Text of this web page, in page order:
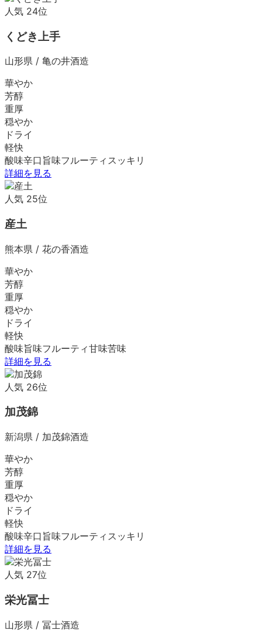
人気 24位
くどき上手
山形県 / 亀の井酒造
華やか
芳醇
重厚
穏やか
ドライ
軽快
酸味辛口 旨味フルーティ スッキリ
詳細を見る
人気 25位
産土
熊本県 / 花の香酒造
華やか
芳醇
重厚
穏やか
ドライ
軽快
酸味旨味フルーティ甘味苦味
詳細を見る
人気 26位
加茂錦
新潟県 / 加茂錦酒造
華やか
芳醇
重厚
穏やか
ドライ
軽快
酸味辛口 旨味フルーティ スッキリ
詳細を見る
人気 27位
栄光冨士
山形県 / 冨士酒造